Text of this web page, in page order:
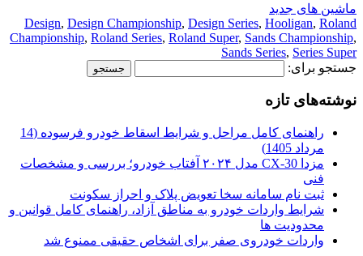
ماشین های جدید
Design, Design Championship, Design Series, Hooligan, Roland
Championship, Roland Series, Roland Super, Sands Championship,
Sands Series, Series Super
جستجو برای:
نوشته‌های تازه
راهنمای کامل مراحل و شرایط اسقاط خودرو فرسوده (14
مرداد 1405)
مزدا CX-30 مدل ۲۰۲۴ آفتاب خودرو؛ بررسی و مشخصات
فنی
ثبت نام سامانه سخا تعویض پلاک و احراز سکونت
شرایط واردات خودرو به مناطق آزاد، راهنمای کامل قوانین و
محدودیت ها
واردات خودروی صفر برای اشخاص حقیقی ممنوع شد